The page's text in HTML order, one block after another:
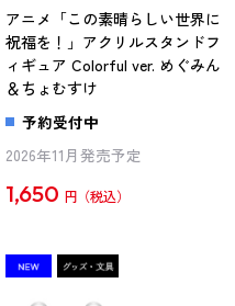
アニメ「この素晴らしい世界に
祝福を！」アクリルスタンドフ
ィギュア Colorful ver. めぐみん
＆ちょむすけ
予約受付中
2026年11月発売予定
1,650 円